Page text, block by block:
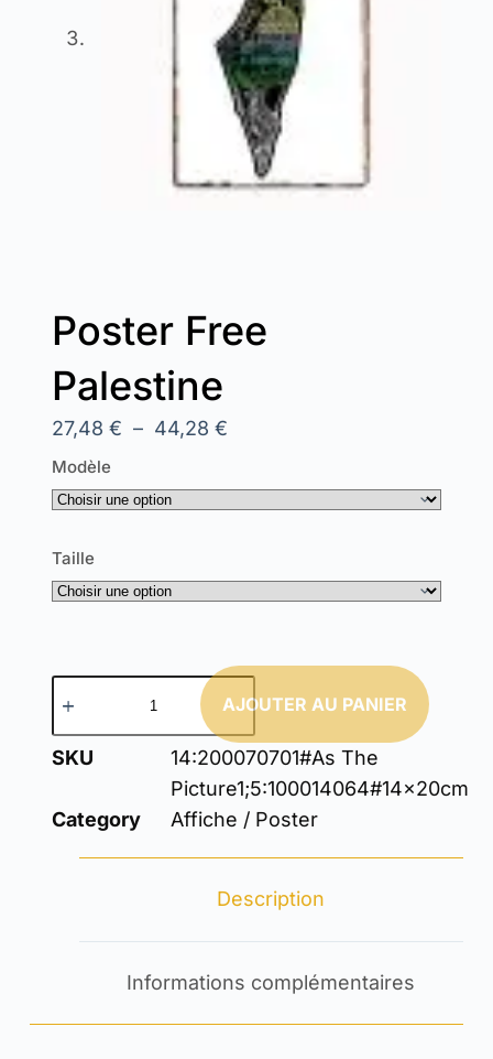
Poster Free
Palestine
27,48 € – 44,28 €
Modèle
Taille
AJOUTER AU PANIER
SKU
14:200070701#As The
Picture1;5:100014064#14x20cm
Category
Affiche / Poster
Description
Informations complémentaires